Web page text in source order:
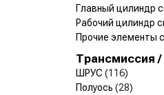
Главный цилиндр
Рабочий цилиндр
Прочие элементы
Трансмиссия
ШРУС (116)
Полуось (28)